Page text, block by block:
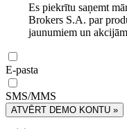
Es piekrītu saņemt
Brokers S.A. par
jaunumiem un
E-pasta
SMS/MMS
ATVĒRT DEMO KONTU »